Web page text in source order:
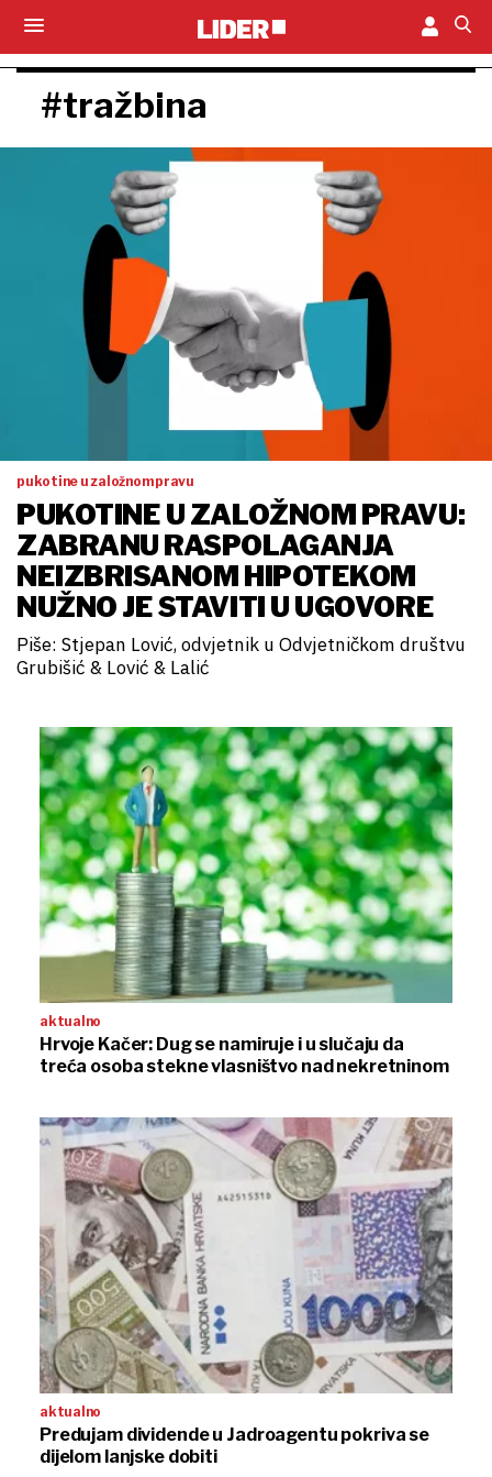
#tražbina
pukotine u založnom pravu
PUKOTINE U ZALOŽNOM PRAVU:
ZABRANU RASPOLAGANJA
NEIZBRISANOM HIPOTEKOM
NUŽNO JE STAVITI U UGOVORE
Piše: Stjepan Lović, odvjetnik u Odvjetničkom društvu
Grubišić & Lović & Lalić
aktualno
Hrvoje Kačer: Dug se namiruje i u slučaju da
treća osoba stekne vlasništvo nad nekretninom
aktualno
Predujam dividende u Jadroagentu pokriva se
dijelom lanjske dobiti